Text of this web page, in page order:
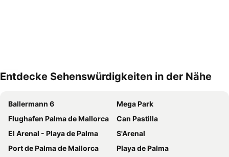
Entdecke Sehenswürdigkeiten in der Nähe
Ballermann 6
Mega Park
Flughafen Palma de Mallorca
Can Pastilla
El Arenal - Playa de Palma
S'Arenal
Port de Palma de Mallorca
Playa de Palma